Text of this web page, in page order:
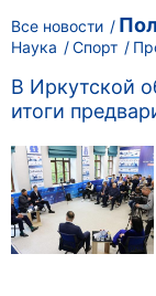
Все новости
Наука
Спорт
В Иркутской
итоги